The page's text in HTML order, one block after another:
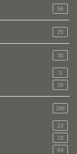
58
25
38
3
28
286
23
19
64